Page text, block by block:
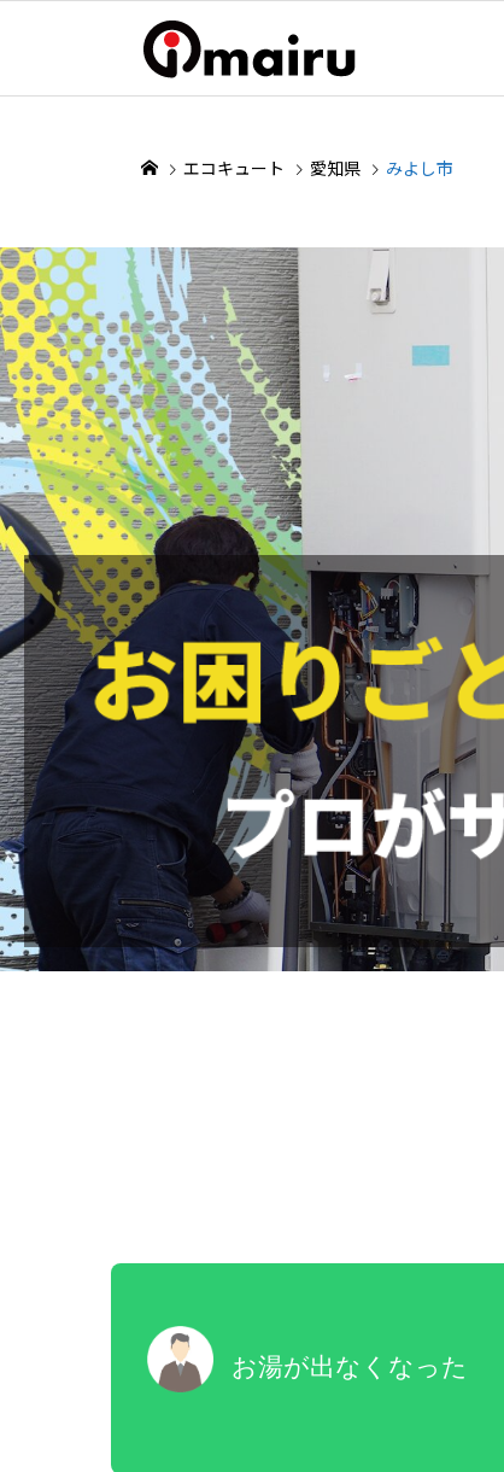
エコキュート 愛知県 みよし市
お湯が出なくなった